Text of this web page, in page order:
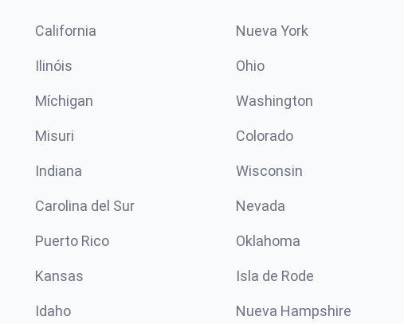
California Nueva York
Ilinóis Ohio
Míchigan Washington
Misuri Colorado
Indiana Wisconsin
Carolina del Sur Nevada
Puerto Rico Oklahoma
Kansas Isla de Rode
Idaho Nueva Hampshire